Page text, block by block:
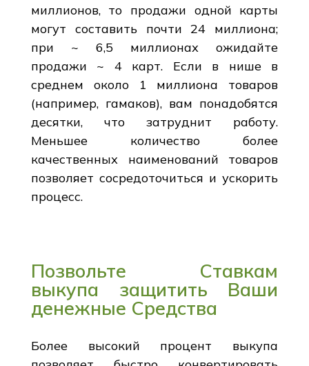
миллионов, то продажи одной карты
могут составить почти 24 миллиона;
при ~ 6,5 миллионах ожидайте
продажи ~ 4 карт. Если в нише в
среднем около 1 миллиона товаров
(например, гамаков), вам понадобятся
десятки, что затруднит работу.
Меньшее количество более
качественных наименований товаров
позволяет сосредоточиться и ускорить
процесс.
Позвольте Ставкам
выкупа защитить Ваши
денежные Средства
Более высокий процент выкупа